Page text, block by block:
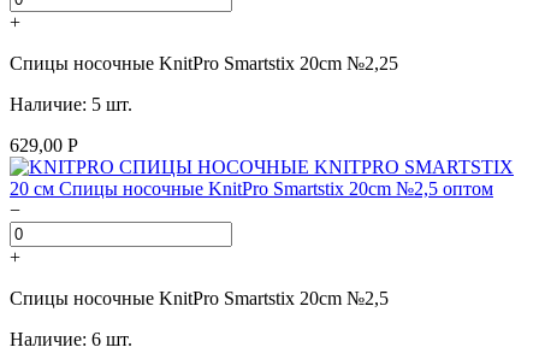
+
Спицы носочные KnitPro Smartstix 20cm №2,25
Наличие: 5 шт.
629,00 Р
−
+
Спицы носочные KnitPro Smartstix 20cm №2,5
Наличие: 6 шт.